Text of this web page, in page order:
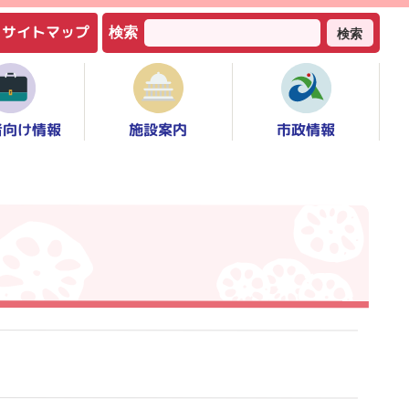
サイトマップ 検索 検索
け情報 施設案内 市政情報